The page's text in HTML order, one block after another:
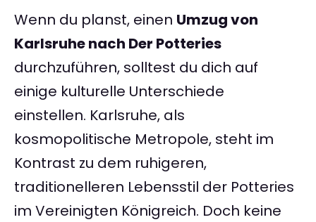
Wenn du planst, einen Umzug von
Karlsruhe nach Der Potteries
durchzuführen, solltest du dich auf
einige kulturelle Unterschiede
einstellen. Karlsruhe, als
kosmopolitische Metropole, steht im
Kontrast zu dem ruhigeren,
traditionelleren Lebensstil der Potteries
im Vereinigten Königreich. Doch keine